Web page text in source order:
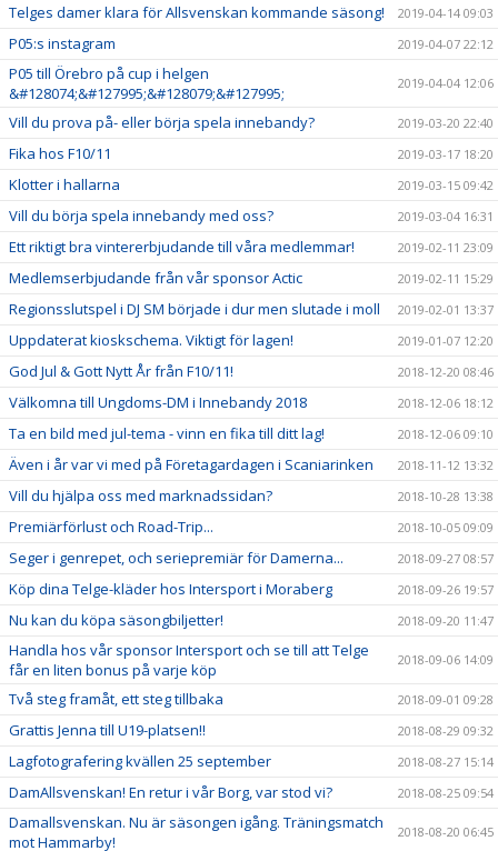
Telges damer klara för Allsvenskan kommande säsong! 2019-04-14 09:03
P05:s instagram 2019-04-07 22:12
P05 till Örebro på cup i helgen
&#128074;&#127995;&#128079;&#127995;
2019-04-04 12:06
Vill du prova på- eller börja spela innebandy? 2019-03-20 22:40
Fika hos F10/11 2019-03-17 18:20
Klotter i hallarna 2019-03-15 09:42
Vill du börja spela innebandy med oss? 2019-03-04 16:31
Ett riktigt bra vintererbjudande till våra medlemmar! 2019-02-11 23:09
Medlemserbjudande från vår sponsor Actic 2019-02-11 15:29
Regionsslutspel i DJ SM började i dur men slutade i moll 2019-02-01 13:37
Uppdaterat kioskschema. Viktigt för lagen! 2019-01-07 12:20
God Jul & Gott Nytt År från F10/11! 2018-12-20 08:46
Välkomna till Ungdoms-DM i Innebandy 2018 2018-12-06 18:12
Ta en bild med jul-tema - vinn en fika till ditt lag! 2018-12-06 09:10
Även i år var vi med på Företagardagen i Scaniarinken 2018-11-12 13:32
Vill du hjälpa oss med marknadssidan? 2018-10-28 13:38
Premiärförlust och Road-Trip... 2018-10-05 09:09
Seger i genrepet, och seriepremiär för Damerna... 2018-09-27 08:57
Köp dina Telge-kläder hos Intersport i Moraberg 2018-09-26 19:57
Nu kan du köpa säsongbiljetter! 2018-09-20 11:47
Handla hos vår sponsor Intersport och se till att Telge
får en liten bonus på varje köp
2018-09-06 14:09
Två steg framåt, ett steg tillbaka 2018-09-01 09:28
Grattis Jenna till U19-platsen!! 2018-08-29 09:32
Lagfotografering kvällen 25 september 2018-08-27 15:14
DamAllsvenskan! En retur i vår Borg, var stod vi? 2018-08-25 09:54
Damallsvenskan. Nu är säsongen igång. Träningsmatch
mot Hammarby!
2018-08-20 06:45